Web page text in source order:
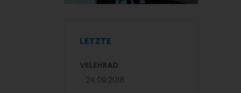
LETZTE
VELEHRAD
24.09.2018